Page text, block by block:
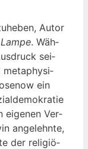
Autor
. Wäh­
sei­
meta­phy­si­
ein
eige­nen Ver­
ange­lehn­te,
der reli­giö­